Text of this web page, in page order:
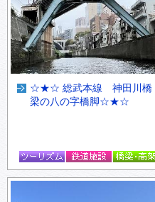
☆★☆ 総武本線 神田川橋
梁の八の字橋脚☆★☆